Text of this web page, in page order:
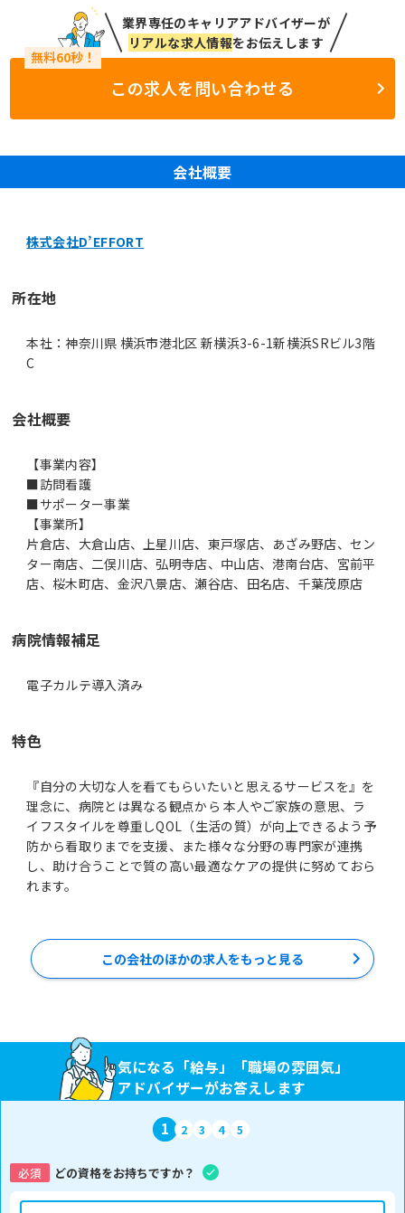
業界専任のキャリアアドバイザーが
リアルな求人情報をお伝えします
この求人を問い合わせる
会社概要
株式会社D’EFFORT
所在地
本社：神奈川県 横浜市港北区 新横浜3-6-1新横浜SRビル3階
C
会社概要
【事業内容】
■訪問看護
■サポーター事業
【事業所】
片倉店、大倉山店、上星川店、東戸塚店、あざみ野店、セン
ター南店、二俣川店、弘明寺店、中山店、港南台店、宮前平
店、桜木町店、金沢八景店、瀬谷店、田名店、千葉茂原店
病院情報補足
電子カルテ導入済み
特色
『自分の大切な人を看てもらいたいと思えるサービスを』を
理念に、病院とは異なる観点から 本人やご家族の意思、ラ
イフスタイルを尊重しQOL（生活の質）が向上できるよう予
防から看取りまでを支援、また様々な分野の専門家が連携
し、助け合うことで質の高い最適なケアの提供に努めておら
れます。
この会社のほかの求人をもっと見る
気になる「給与」「職場の雰囲気」
アドバイザーがお答えします
1 2 3 4 5
必須 どの資格をお持ちですか？